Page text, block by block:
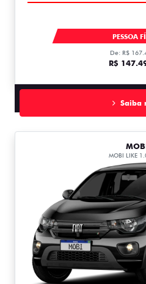
TORO ENDURANCE
PESSOA
De: R$
R$
Saiba
MOBI LIKE